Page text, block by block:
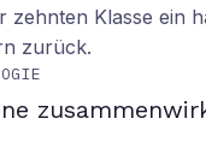
zehnten Klasse ein
zurück.